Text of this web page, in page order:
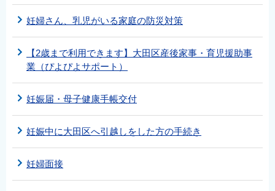
妊婦さん、乳児がいる家庭の防災対策
【2歳まで利用できます】大田区産後家事・育児援助事
業（ぴよぴよサポート）
妊娠届・母子健康手帳交付
妊娠中に大田区へ引越しをした方の手続き
妊婦面接